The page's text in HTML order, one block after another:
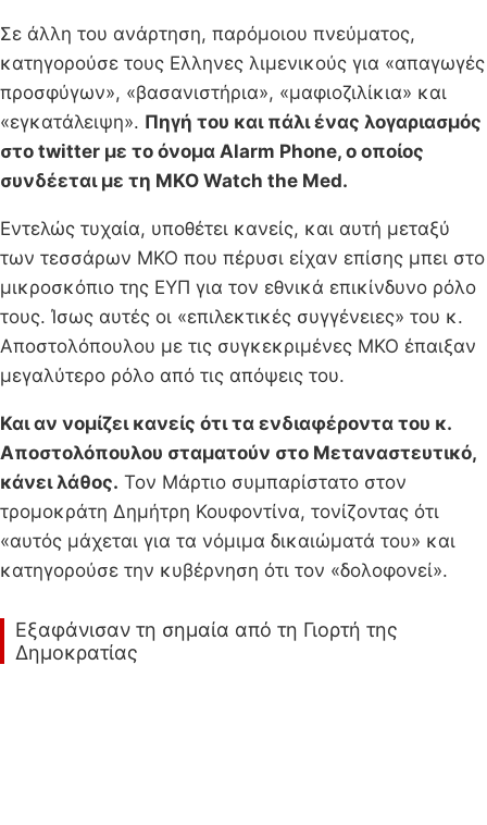
Σε άλλη του ανάρτηση, παρόμοιου πνεύματος,
κατηγορούσε τους Ελληνες λιμενικούς για «απαγωγές
προσφύγων», «βασανιστήρια», «μαφιοζιλίκια» και
«εγκατάλειψη». Πηγή του και πάλι ένας λογαριασμός
στο twitter με το όνομα Alarm Phone, ο οποίος
συνδέεται με τη ΜΚΟ Watch the Med.
Εντελώς τυχαία, υποθέτει κανείς, και αυτή μεταξύ
των τεσσάρων ΜΚΟ που πέρυσι είχαν επίσης μπει στο
μικροσκόπιο της ΕΥΠ για τον εθνικά επικίνδυνο ρόλο
τους. Ίσως αυτές οι «επιλεκτικές συγγένειες» του κ.
Αποστολόπουλου με τις συγκεκριμένες ΜΚΟ έπαιξαν
μεγαλύτερο ρόλο από τις απόψεις του.
Και αν νομίζει κανείς ότι τα ενδιαφέροντα του κ.
Αποστολόπουλου σταματούν στο Μεταναστευτικό,
κάνει λάθος. Τον Μάρτιο συμπαρίστατο στον
τρομοκράτη Δημήτρη Κουφοντίνα, τονίζοντας ότι
«αυτός μάχεται για τα νόμιμα δικαιώματά του» και
κατηγορούσε την κυβέρνηση ότι τον «δολοφονεί».
Εξαφάνισαν τη σημαία από τη Γιορτή της
Δημοκρατίας